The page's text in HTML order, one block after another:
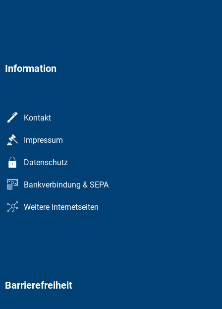
Information
Kontakt
Impressum
Datenschutz
Bankverbindung & SEPA
Weitere Internetseiten
Barrierefreiheit